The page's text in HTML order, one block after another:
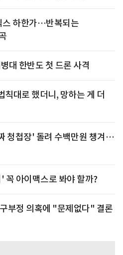
스 하한가…반복되는
대 한반도 첫 드론 사격
칙대로 했더니, 망하는 게 더
청첩장' 돌려 수백만원 챙겨…
꼭 아이맥스로 봐야 할까?
부정 의혹에 "문제없다" 결론